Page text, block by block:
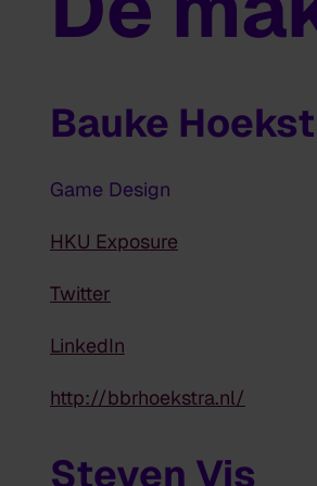
Bauke
Game Design
HKU Exposure
Twitter
LinkedIn
http://bbrhoekstra.nl/
Steven Vis